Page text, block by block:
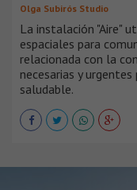
Olga Subirós Studio
La instalación "Aire"
espaciales para
relacionada con la
necesarias y
saludable.